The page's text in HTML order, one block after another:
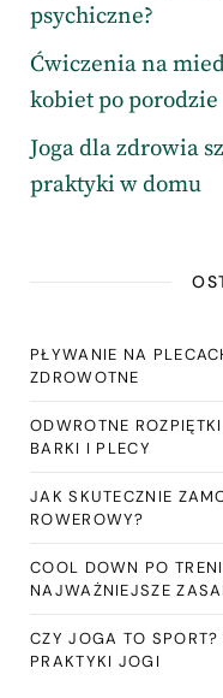
psychiczne?
Ćwiczenia na
kobiet po porodzie
Joga dla zdrowia
praktyki w domu
PŁYWANIE NA
ZDROWOTNE
ODWROTNE
BARKI I PLECY
JAK SKUTECZNIE
ROWEROWY?
COOL DOWN PO
NAJWAŻNIEJSZE
CZY JOGA TO SPORT?
PRAKTYKI JOGI